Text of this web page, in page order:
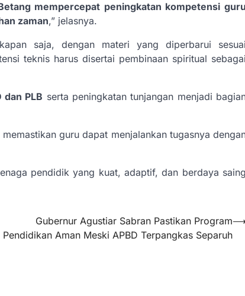
mempercepat peningkatan kompetensi guru
zaman,” jelasnya.
saja, dengan materi yang diperbarui sesuai
teknis harus disertai pembinaan spiritual sebagai
PLB serta peningkatan tunjangan menjadi
guru dapat menjalankan tugasnya
pendidik yang kuat, adaptif, dan berdaya saing
Gubernur Agustiar Sabran Pastikan Program
Pendidikan Aman Meski APBD Terpangkas Separuh
⟶